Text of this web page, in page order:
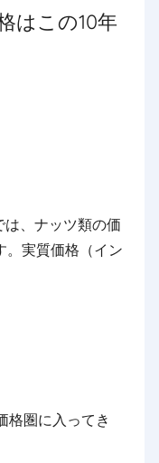
はこの10年
、ナッツ類の価
。実質価格（イン
格圏に入ってき